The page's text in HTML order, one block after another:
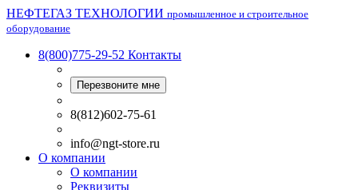
НЕФТЕГАЗ ТЕХНОЛОГИИ промышленное и строительное
оборудование
8(800)775-29-52 Контакты
Перезвоните мне
8(812)602-75-61
info@ngt-store.ru
О компании
О компании
Реквизиты